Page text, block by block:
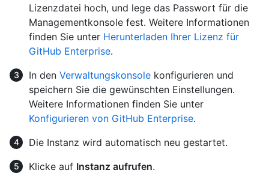
Lizenzdatei hoch, und lege das Passwort für die
Managementkonsole fest. Weitere Informationen
finden Sie unter Herunterladen Ihrer Lizenz für
GitHub Enterprise.
In den Verwaltungskonsole konfigurieren und
speichern Sie die gewünschten Einstellungen.
Weitere Informationen finden Sie unter
Konfigurieren von GitHub Enterprise.
Die Instanz wird automatisch neu gestartet.
Klicke auf Instanz aufrufen.